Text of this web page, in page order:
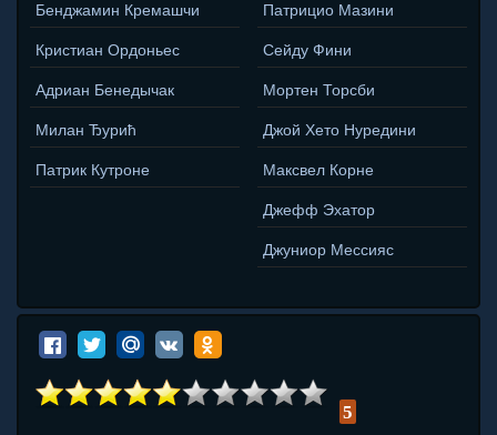
Бенджамин Кремашчи
Кристиан Ордоньес
Адриан Бенедычак
Милан Ђурић
Патрик Кутроне
Патрицио Мазини
Сейду Фини
Мортен Торсби
Джой Хето Нуредини
Максвел Корне
Джефф Эхатор
Джуниор Мессияс
5